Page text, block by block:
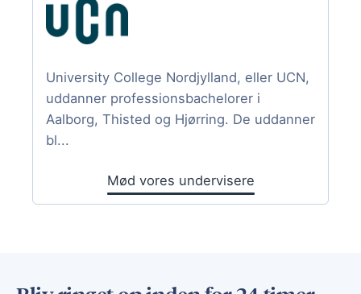
University College Nordjylland, eller UCN,
uddanner professionsbachelorer i
Aalborg, Thisted og Hjørring. De uddanner
bl...
Mød vores undervisere